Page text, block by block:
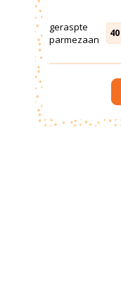
geraspte
parmezaan
40